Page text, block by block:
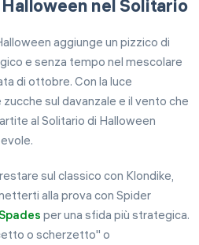
Halloween nel Solitario
aggiunge un pizzico di
e senza tempo nel mescolare
di ottobre. Con la luce
sul davanzale e il vento che
al Solitario di Halloween
sul classico con Klondike,
alla prova con Spider
Spades per una sfida più strategica.
o scherzetto" o